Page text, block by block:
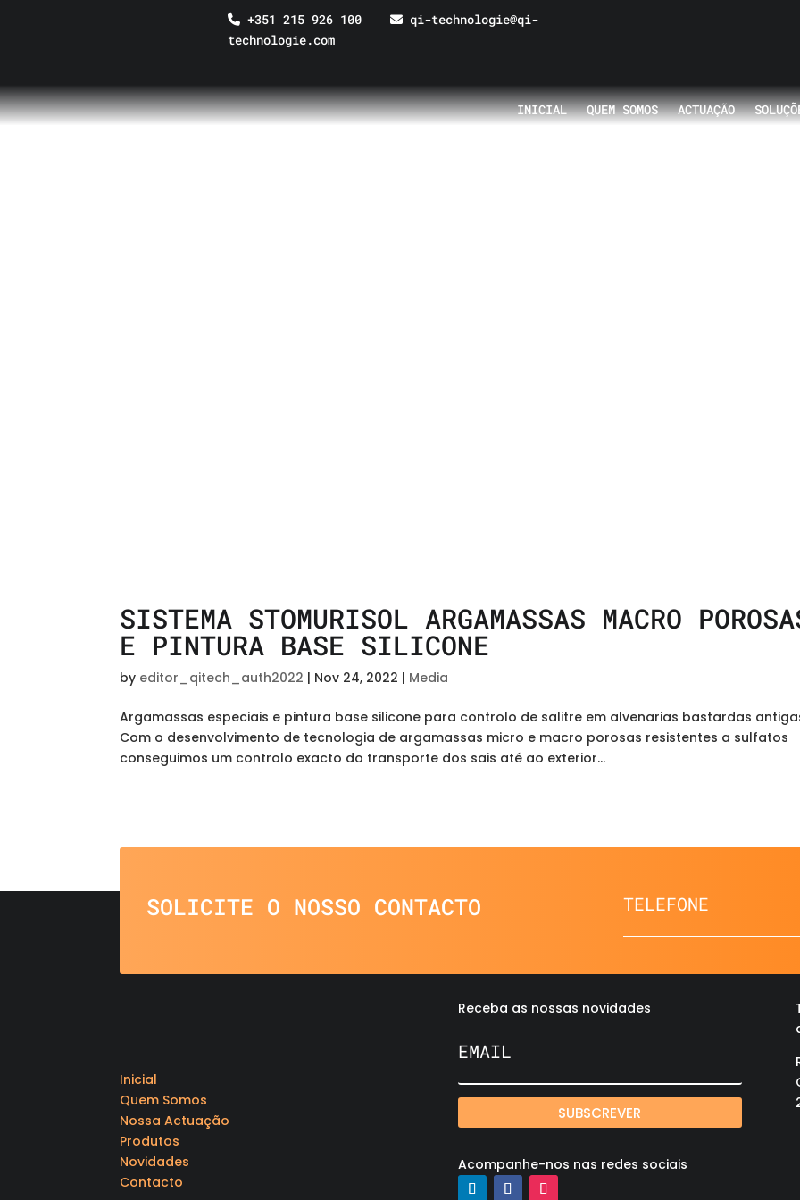
+351 215 926 100
qi-technologie@qi-
technologie.com
INICIAL QUEM SOMOS ACTUAÇÃO
SISTEMA STOMURISOL ARGAMASSAS MACRO
E PINTURA BASE SILICONE
by editor_qitech_auth2022 | Nov 24, 2022 | Media
Argamassas especiais e pintura base silicone para controlo de salitre em alvenarias bastardas
Com o desenvolvimento de tecnologia de argamassas micro e macro porosas resistentes a sulfatos
conseguimos um controlo exacto do transporte dos sais até ao exterior...
SOLICITE O NOSSO CONTACTO
Inicial
Quem Somos
Nossa Actuação
Produtos
Novidades
Contacto
Receba as nossas novidades
SUBSCREVER
Acompanhe-nos nas redes sociais